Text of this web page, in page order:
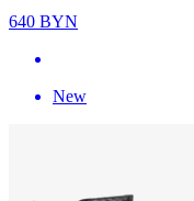
640 BYN
New